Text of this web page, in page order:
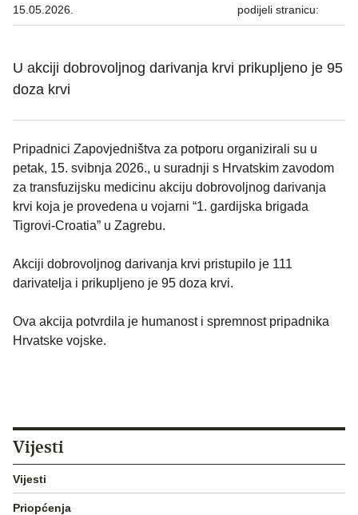
15.05.2026. podijeli stranicu:
U akciji dobrovoljnog darivanja krvi prikupljeno je 95
doza krvi
Pripadnici Zapovjedništva za potporu organizirali su u
petak, 15. svibnja 2026., u suradnji s Hrvatskim zavodom
za transfuzijsku medicinu akciju dobrovoljnog darivanja
krvi koja je provedena u vojarni “1. gardijska brigada
Tigrovi-Croatia” u Zagrebu.
Akciji dobrovoljnog darivanja krvi pristupilo je 111
darivatelja i prikupljeno je 95 doza krvi.
Ova akcija potvrdila je humanost i spremnost pripadnika
Hrvatske vojske.
Vijesti
Vijesti
Priopćenja